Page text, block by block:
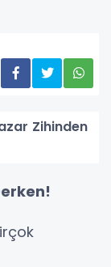
Zihinden